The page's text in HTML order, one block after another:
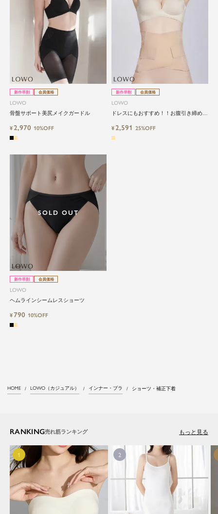
新作早割 会員価格
LOWO
骨盤サポート美尻メイクガードル
¥2,970 10%OFF
新作早割 会員価格
LOWO
ドレスにもおすすめ！！お腹引き締め
ードル
¥2,591 25%OFF
SOLD OUT
新作早割 会員価格
LOWO
ヘムラインシームレスショーツ
¥790 10%OFF
HOME LOWO（カジュアル） インナー・ブラ ショーツ・補正下着
RANKING もっと見る